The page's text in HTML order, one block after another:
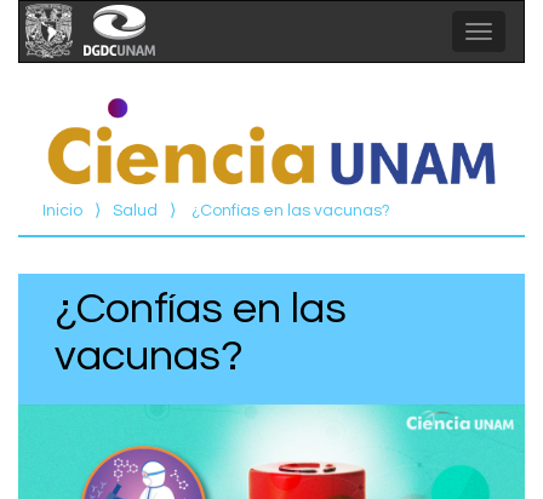
Toggle
Inicio ⟩ Salud ⟩ ¿Confías en las vacunas?
¿Confías en las
vacunas?